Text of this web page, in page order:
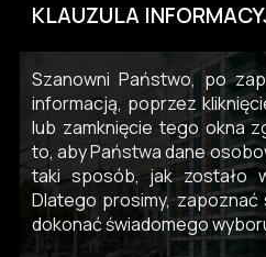
KLAUZULA
Szanowni Państwo, po
informacją, poprzez
lub zamknięcie tego okna
to, aby Państwa dane
taki sposób, jak zostało
Dlatego prosimy, zapoznać
dokonać świadomego